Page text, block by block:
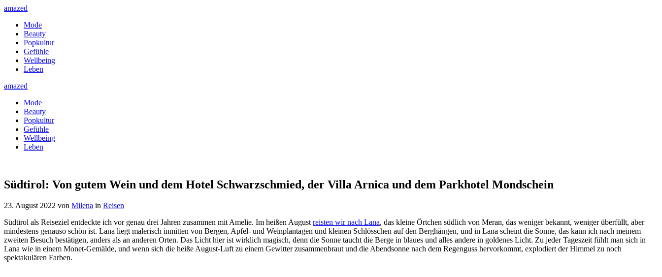
amazed
Mode
Beauty
Popkultur
Gefühle
Wellbeing
Leben
amazed
Mode
Beauty
Popkultur
Gefühle
Wellbeing
Leben
Südtirol: Von gutem Wein und dem Hotel Schwarzschmied, der Villa Arnica und dem Parkhotel Mondschein
23. August 2022 von Milena in Reisen
Südtirol als Reiseziel entdeckte ich vor genau drei Jahren zusammen mit Amelie. Im heißen August reisten wir nach Lana, das kleine Örtchen südlich von Meran, das weniger bekannt, weniger überfüllt, aber
mindestens genauso schön ist. Lana liegt malerisch inmitten von Bergen, Apfel- und Weinplantagen und kleinen Schlösschen auf den Berghängen, und in Lana scheint die Sonne, das kann ich nach meinem
zweiten Besuch bestätigen, anders als an anderen Orten. Das Licht hier ist wirklich magisch, denn die Sonne taucht die Berge in blaues und alles andere in goldenes Licht. Zu jeder Tageszeit fühlt man sich in
Lana wie in einem Monet-Gemälde, und wenn sich die heiße August-Luft zu einem Gewitter zusammenbraut und die Abendsonne nach dem Regenguss hervorkommt, explodiert der Himmel zu noch
spektakulären Farben.